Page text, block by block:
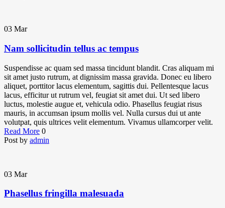
03 Mar
Nam sollicitudin tellus ac tempus
Suspendisse ac quam sed massa tincidunt blandit. Cras aliquam mi
sit amet justo rutrum, at dignissim massa gravida. Donec eu libero
aliquet, porttitor lacus elementum, sagittis dui. Pellentesque lacus
lacus, efficitur ut rutrum vel, feugiat sit amet dui. Ut sed libero
luctus, molestie augue et, vehicula odio. Phasellus feugiat risus
mauris, in accumsan ipsum mollis vel. Nulla cursus dui ut ante
volutpat, quis ultrices velit elementum. Vivamus ullamcorper velit.
Read More 0
Post by admin
03 Mar
Phasellus fringilla malesuada